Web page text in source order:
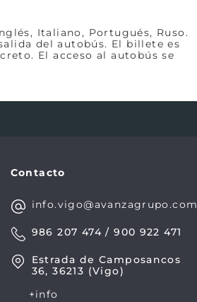
Italiano, Portugués, Ruso.
del autobús. El billete es
El acceso al autobús se
Contacto
info.vigo@avanzagrupo.com
986 207 474 / 900 922 471
Estrada de Camposancos
36, 36213 (Vigo)
+info